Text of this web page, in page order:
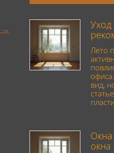
Уход
Лето
вид,
Окна